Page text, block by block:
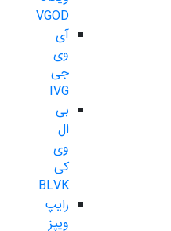
VGOD
آی
وی
جی
IVG
بی
ال
وی
کی
BLVK
رایپ
ویپز